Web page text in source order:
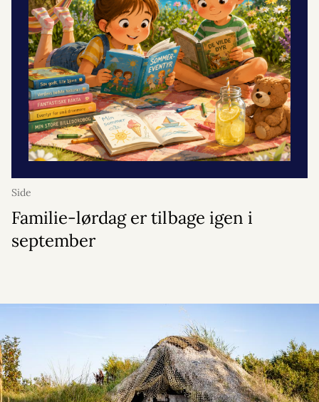
Side
Familie-lørdag er tilbage igen i
september